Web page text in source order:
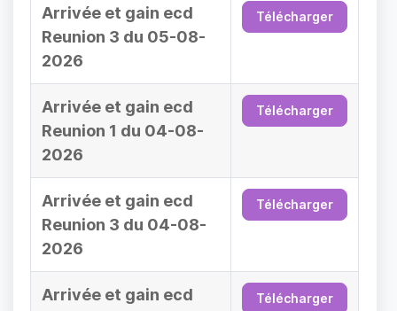
Arrivée et gain ecd
Reunion 3 du 05-08-
2026
Télécharger
Arrivée et gain ecd
Reunion 1 du 04-08-
2026
Télécharger
Arrivée et gain ecd
Reunion 3 du 04-08-
2026
Télécharger
Arrivée et gain ecd
Télécharger